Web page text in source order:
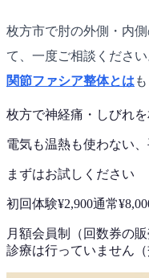
枚方市で肘の外側・内
て、一度ご相談くださ
関節ファシア整体とは
枚方で神経痛・しびれ
電気も温熱も使わない
まずはお試しください
初回体験¥2,900通常
月額会員制（回数券の販
診療は行っていません